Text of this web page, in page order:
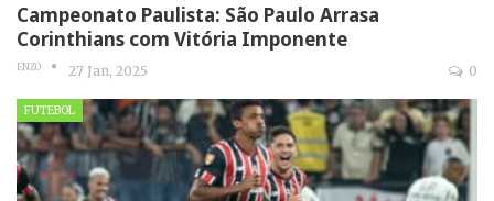
Campeonato Paulista: São Paulo Arrasa
Corinthians com Vitória Imponente
ENZO 27 Jan, 2025 0
FUTEBOL